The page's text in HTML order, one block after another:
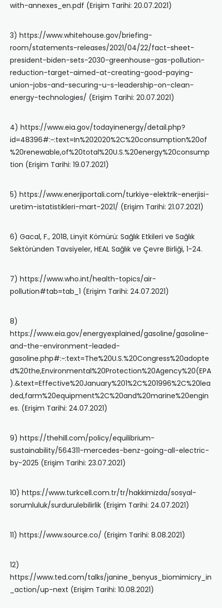
with-annexes_en.pdf (Erişim Tarihi: 20.07.2021)
3) https://www.whitehouse.gov/briefing-
room/statements-releases/2021/04/22/fact-sheet-
president-biden-sets-2030-greenhouse-gas-pollution-
reduction-target-aimed-at-creating-good-paying-
union-jobs-and-securing-u-s-leadership-on-clean-
energy-technologies/ (Erişim Tarihi: 20.07.2021)
4) https://www.eia.gov/todayinenergy/detail.php?
id=48396#:~:text=In%202020%2C%20consumption%20of
%20renewable,of%20total%20U.S.%20energy%20consump
tion (Erişim Tarihi: 19.07.2021)
5) https://www.enerjiportali.com/turkiye-elektrik-enerjisi-
uretim-istatistikleri-mart-2021/ (Erişim Tarihi: 21.07.2021)
6) Gacal, F., 2018, Linyit Kömürü: Sağlık Etkileri ve Sağlık
Sektöründen Tavsiyeler, HEAL Sağlık ve Çevre Birliği, 1-24.
7) https://www.who.int/health-topics/air-
pollution#tab=tab_1 (Erişim Tarihi: 24.07.2021)
8)
https://www.eia.gov/energyexplained/gasoline/gasoline-
and-the-environment-leaded-
gasoline.php#:~:text=The%20U.S.%20Congress%20adopte
d%20the,Environmental%20Protection%20Agency%20(EPA
).&text=Effective%20January%201%2C%201996%2C%20lea
ded,farm%20equipment%2C%20and%20marine%20engin
es. (Erişim Tarihi: 24.07.2021)
9) https://thehill.com/policy/equilibrium-
sustainability/564311-mercedes-benz-going-all-electric-
by-2025 (Erişim Tarihi: 23.07.2021)
10) https://www.turkcell.com.tr/tr/hakkimizda/sosyal-
sorumluluk/surdurulebilirlik (Erişim Tarihi: 24.07.2021)
11) https://www.source.co/ (Erişim Tarihi: 8.08.2021)
12)
https://www.ted.com/talks/janine_benyus_biomimicry_in
_action/up-next (Erişim Tarihi: 10.08.2021)